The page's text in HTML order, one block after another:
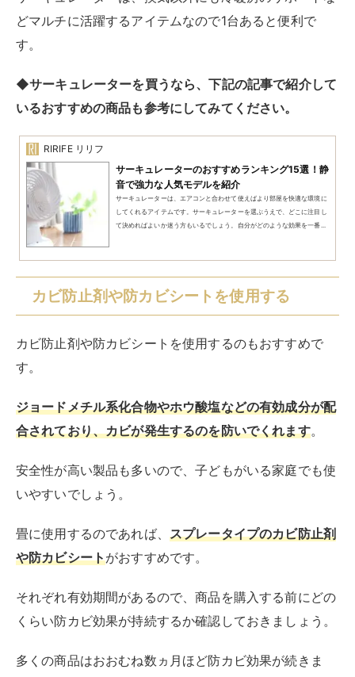
いやすいでしょう。
畳に使用するのであれば、
や防カビシートがおすすめです。
それぞれ有効期間があるので、商品を購入する前にどの
くらい防カビ効果が持続するか確認しておきましょう。
多くの商品はおおむね数ヵ月ほど防カビ効果が続きま
す。
剤 250ml MRA-2
created byRinker
日本ミラコン産業
Amazon
Yahooショッピング